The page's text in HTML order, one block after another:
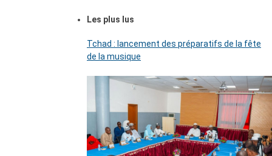
Les plus lus
Tchad : lancement des préparatifs de la fête
de la musique